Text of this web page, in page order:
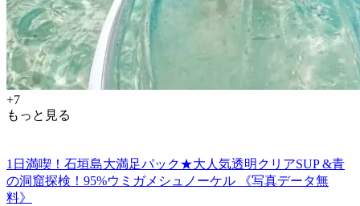
+7
もっと見る
1日満喫！石垣島大満足パック★大人気透明クリアSUP &青
の洞窟探検！95%ウミガメシュノーケル 《写真データ無
料》